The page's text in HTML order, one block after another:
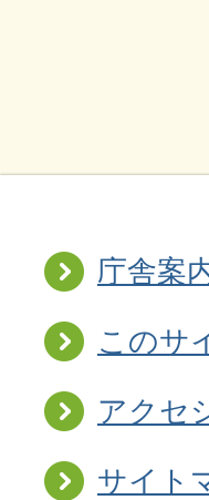
庁舎案
このサ
アクセ
サイト